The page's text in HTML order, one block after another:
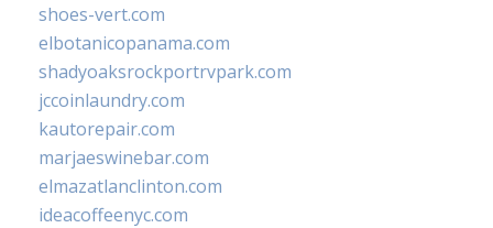
shoes-vert.com
elbotanicopanama.com
shadyoaksrockportrvpark.com
jccoinlaundry.com
kautorepair.com
marjaeswinebar.com
elmazatlanclinton.com
ideacoffeenyc.com